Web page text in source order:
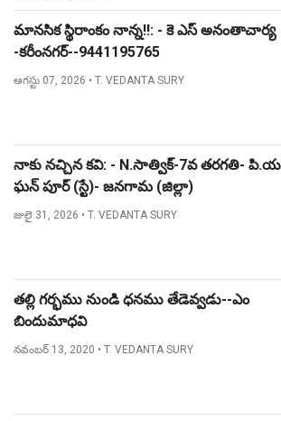
మానసిక స్థిరాంకం నాన్న!!: - కె ఎస్ అనంతాచార్య
-కరీంనగర్--9441195765
ఆగస్టు 07, 2026 • T. VEDANTA SURY
నాకు నచ్చిన కవి: - N.సాత్విక్-7వ తరగతి-
ఘన్ పూర్ (స్టే)- జనగామ (జిల్లా)
జులై 31, 2026 • T. VEDANTA SURY
తల్లి గర్భము నుండి ధనము తేడెవ్వడు--ఎం
బిందుమాధవి
నవంబర్ 13, 2020 • T. VEDANTA SURY